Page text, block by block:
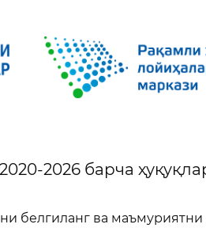
2026барча
белгиланг ва